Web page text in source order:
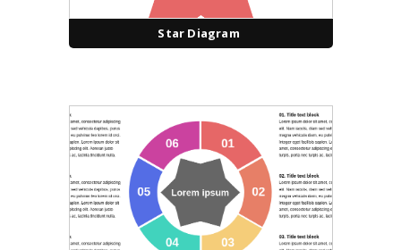
Star Diagram